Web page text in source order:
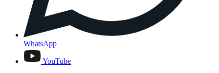
WhatsApp
YouTube